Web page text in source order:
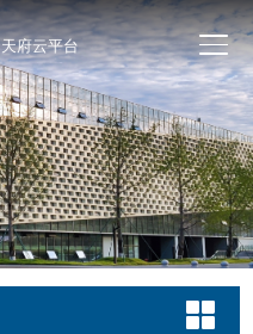
天府云平台